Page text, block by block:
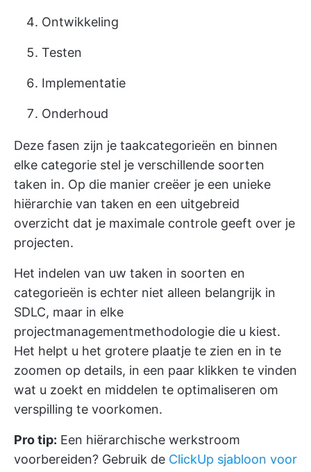
Ontwikkeling
Testen
Implementatie
Onderhoud
Deze fasen zijn je taakcategorieën en binnen
elke categorie stel je verschillende soorten
taken in. Op die manier creëer je een unieke
hiërarchie van taken en een uitgebreid
overzicht dat je maximale controle geeft over je
projecten.
Het indelen van uw taken in soorten en
categorieën is echter niet alleen belangrijk in
SDLC, maar in elke
projectmanagementmethodologie die u kiest.
Het helpt u het grotere plaatje te zien en in te
zoomen op details, in een paar klikken te vinden
wat u zoekt en middelen te optimaliseren om
verspilling te voorkomen.
Pro tip: Een hiërarchische werkstroom
voorbereiden? Gebruik de ClickUp sjabloon voor